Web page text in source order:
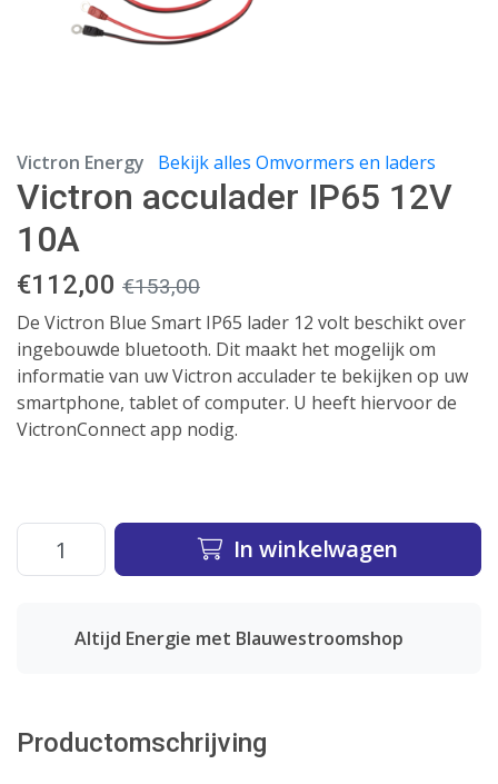
Victron Energy Bekijk alles Omvormers en laders
Victron acculader IP65 12V
10A
€112,00 €153,00
De Victron Blue Smart IP65 lader 12 volt beschikt over
ingebouwde bluetooth. Dit maakt het mogelijk om
informatie van uw Victron acculader te bekijken op uw
smartphone, tablet of computer. U heeft hiervoor de
VictronConnect app nodig.
In winkelwagen
Altijd Energie met Blauwestroomshop
Productomschrijving